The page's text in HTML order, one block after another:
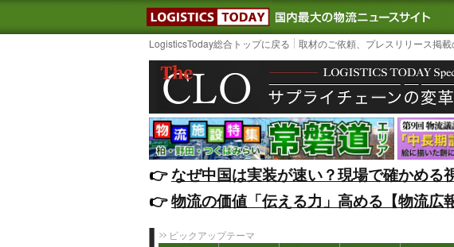
LOGISTICS TODAY｜国内最大
LogisticsToday総合トップに戻る 取材のご依頼、プレスリリース掲
👉️なぜ中国は実装が速い？現場で確かめる
👉️物流の価値「伝える力」高める【物流広
ピックアップテーマ